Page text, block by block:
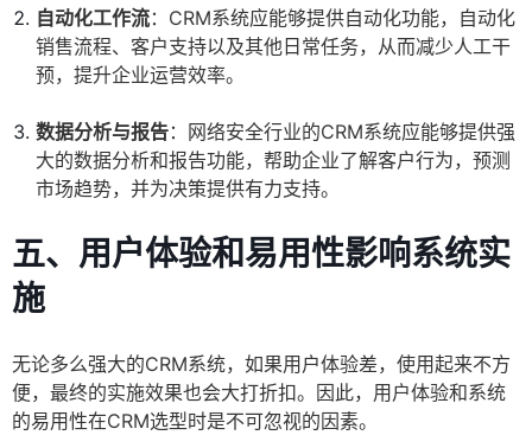
自动化工作流：CRM系统应能够提供自动化功能，自动化
销售流程、客户支持以及其他日常任务，从而减少人工干
预，提升企业运营效率。
数据分析与报告：网络安全行业的CRM系统应能够提供强
大的数据分析和报告功能，帮助企业了解客户行为，预测
市场趋势，并为决策提供有力支持。
五、用户体验和易用性影响系统实
施
无论多么强大的CRM系统，如果用户体验差，使用起来不方
便，最终的实施效果也会大打折扣。因此，用户体验和系统
的易用性在CRM选型时是不可忽视的因素。